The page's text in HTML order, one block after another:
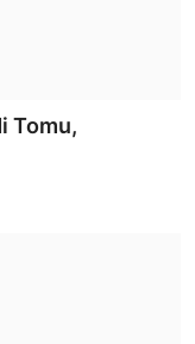
Tomu,